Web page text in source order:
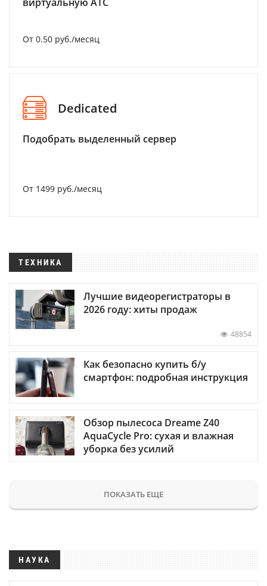
От 0.50 руб./месяц
Dedicated
Подобрать выделенный сервер
От 1499 руб./месяц
ТЕХНИКА
Лучшие видеорегистраторы в
2026 году: хиты продаж
48854
Как безопасно купить б/у
смартфон: подробная инструкция
Обзор пылесоса Dreame Z40
AquaCycle Pro: сухая и влажная
уборка без усилий
ПОКАЗАТЬ ЕЩЕ
НАУКА